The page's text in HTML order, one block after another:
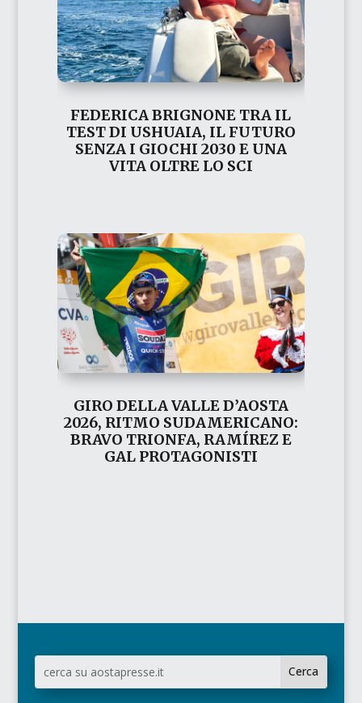
FEDERICA BRIGNONE TRA IL
TEST DI USHUAIA, IL FUTURO
SENZA I GIOCHI 2030 E UNA
VITA OLTRE LO SCI
GIRO DELLA VALLE D’AOSTA
2026, RITMO SUDAMERICANO:
BRAVO TRIONFA, RAMÍREZ E
GAL PROTAGONISTI